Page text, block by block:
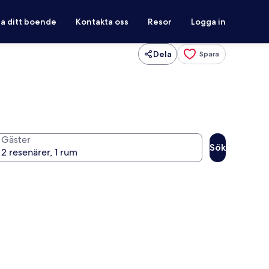
ditt boende Kontakta oss Resor Logga in
Dela Spara
Gäster
Sök